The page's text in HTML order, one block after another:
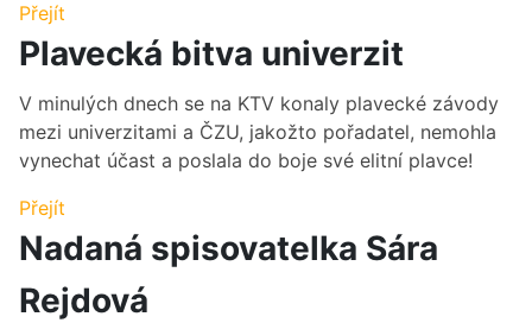
Přejít
Plavecká bitva univerzit
V minulých dnech se na KTV konaly plavecké závody
mezi univerzitami a ČZU, jakožto pořadatel, nemohla
vynechat účast a poslala do boje své elitní plavce!
Přejít
Nadaná spisovatelka Sára
Rejdová